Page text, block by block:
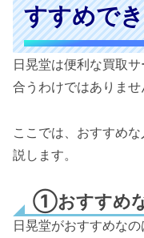
すすめで
日晃堂は便利な買取
合うわけではありませ
ここでは、おすすめ
説します。
①おすすめ
日晃堂がおすすめな